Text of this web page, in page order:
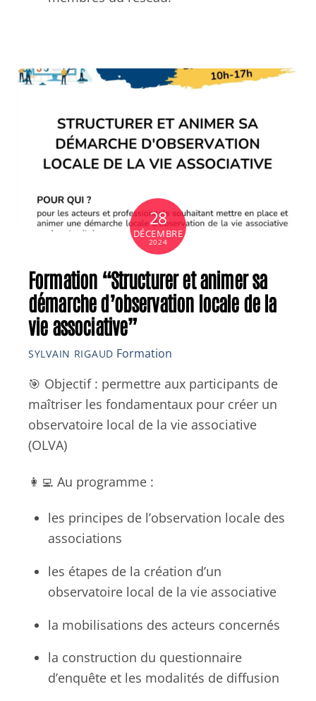
28
DÉCEMBRE
2024
Formation “Structurer et animer sa
démarche d’observation locale de la
vie associative”
SYLVAIN RIGAUD Formation
🎯 Objectif : permettre aux participants de
maîtriser les fondamentaux pour créer un
observatoire local de la vie associative
(OLVA)
👩‍💻 Au programme :
les principes de l’observation locale des
associations
les étapes de la création d’un
observatoire local de la vie associative
la mobilisations des acteurs concernés
la construction du questionnaire
d’enquête et les modalités de diffusion